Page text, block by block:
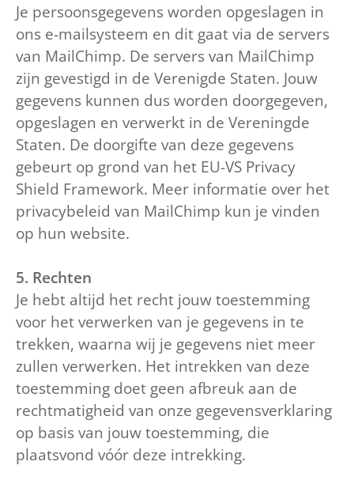
Je persoonsgegevens worden opgeslagen in
ons e-mailsysteem en dit gaat via de servers
van MailChimp. De servers van MailChimp
zijn gevestigd in de Verenigde Staten. Jouw
gegevens kunnen dus worden doorgegeven,
opgeslagen en verwerkt in de Vereningde
Staten. De doorgifte van deze gegevens
gebeurt op grond van het EU-VS Privacy
Shield Framework. Meer informatie over het
privacybeleid van MailChimp kun je vinden
op hun website.
5. Rechten
Je hebt altijd het recht jouw toestemming
voor het verwerken van je gegevens in te
trekken, waarna wij je gegevens niet meer
zullen verwerken. Het intrekken van deze
toestemming doet geen afbreuk aan de
rechtmatigheid van onze gegevensverklaring
op basis van jouw toestemming, die
plaatsvond vóór deze intrekking.